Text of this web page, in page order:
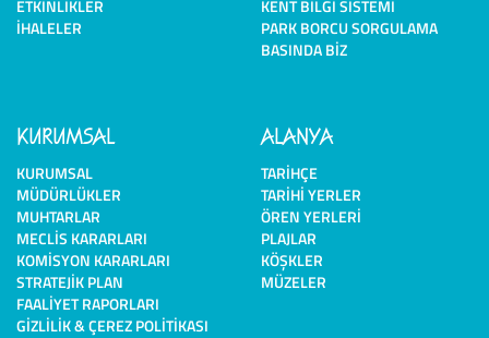
ETKINLIKLER
İHALELER
KENT BILGI SISTEMI
PARK BORCU SORGULAMA
BASINDA BIZ
KURUMSAL
KURUMSAL
MÜDÜRLÜKLER
MUHTARLAR
MECLIS KARARLARI
KOMISYON KARARLARI
STRATEJIK PLAN
FAALIYET RAPORLARI
GIZLILIK & ÇEREZ POLITIKASI
ALANYA
TARIHÇE
TARIHI YERLER
ÖREN YERLERI
PLAJLAR
KÖŞKLER
MÜZELER